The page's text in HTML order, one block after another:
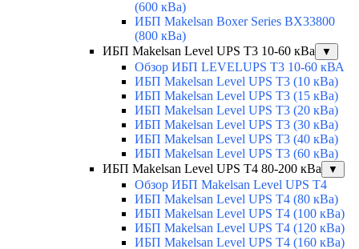
(600 кВа)
ИБП Makelsan Boxer Series BX33800
(800 кВа)
ИБП Makelsan Level UPS T3 10-60 кВа
▼
Обзор ИБП LEVELUPS T3 10-60 кВА
ИБП Makelsan Level UPS T3 (10 кВа)
ИБП Makelsan Level UPS T3 (15 кВа)
ИБП Makelsan Level UPS T3 (20 кВа)
ИБП Makelsan Level UPS T3 (30 кВа)
ИБП Makelsan Level UPS T3 (40 кВа)
ИБП Makelsan Level UPS T3 (60 кВа)
ИБП Makelsan Level UPS T4 80-200 кВа
▼
Обзор ИБП Makelsan Level UPS T4
ИБП Makelsan Level UPS T4 (80 кВа)
ИБП Makelsan Level UPS T4 (100 кВа)
ИБП Makelsan Level UPS T4 (120 кВа)
ИБП Makelsan Level UPS T4 (160 кВа)